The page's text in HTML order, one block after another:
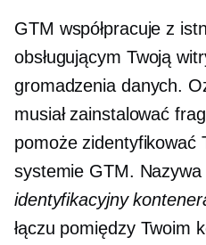
GTM współpracuje z
obsługującym Twoją
gromadzenia danych.
musiał zainstalować
pomoże zidentyfikować
systemie GTM.
identyfikacyjny
łączu pomiędzy Twoim